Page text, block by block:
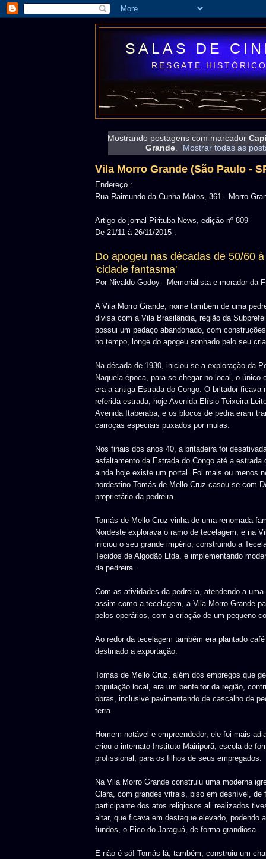
SALAS DE
RESGATE
Mostrando postagens com marcador
Grande. Mostrar todas as
Vila Morro Grande (São Paulo -
Endereço :
Rua Raimundo da Cunha Matos, 361 - Morro
Artigo do jornal Pirituba News, edição nº 809
De 21/11 à 26/11/2015 :
Do apogeu nas décadas de 50/60
'cidade fantasma'
Por Nivaldo Godoy - Memorialista e morador da
A Vila Morro Grande, nome também de uma
divisa com a Vila Brasilândia, região da
possui um pedaço abandonado, com
no tempo, longe do apogeu sonhado pelo seu
Na década de 1930, iniciou-se a exploração da
Naquela época, para se chegar no local, o único
era a antiga Estrada do Congo. O britador ficava
referida estrada, hoje Avenida Elísio Teixeira
Avenida Itaberaba, e os blocos de pedra eram
carroças especiais puxados por mulas.
Nos finais dos anos 40, a britadeira foi
asfaltamento da Estrada do Congo até a estrada
ainda hoje existe um portal. Foi mais ou menos
nordestino Tomás de Mello Cruz casou-se com
proprietário da pedreira.
Tomás de Mello Cruz vinha de uma renomada
Nordeste explorava o ramo de tecelagem, e na
iniciou o seu grande império, construindo a
Tecidos de Algodão Ltda. e implementando
da pedreira.
Com as atividades da pedreira, atendendo a
assim como a tecelagem, a Vila Morro Grande
pelos operários, com a criação de um pequeno
Ao redor da tecelagem também era plantado
destinado a exportação.
Tomás de Mello Cruz, além dos empregos que
população local, era um benfeitor da região,
obras, inclusive pavimentando de cascalho de
terra.
Homem notável e empreendedor, ele foi mais
criou o internato Instituto Mairiporã, escola de
profissional, para os filhos de seus empregados.
Na Vila Morro Grande construiu uma moderna
Clara, com grandes vitrais, piso em desnível, de
participante dos atos religiosos ali realizados
altar, que ficava em destaque elevado, podendo
fundos, o Pico do Jaraguá, de forma grandiosa.
E não é só! Tomás lá, também, construiu um